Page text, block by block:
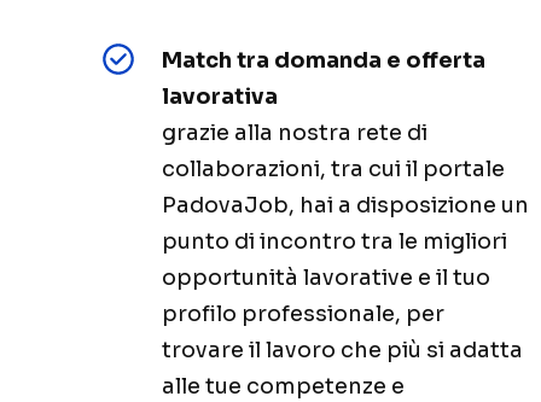
Match tra domanda e offerta
lavorativa
grazie alla nostra rete di
collaborazioni, tra cui il portale
PadovaJob, hai a disposizione un
punto di incontro tra le migliori
opportunità lavorative e il tuo
profilo professionale, per
trovare il lavoro che più si adatta
alle tue competenze e